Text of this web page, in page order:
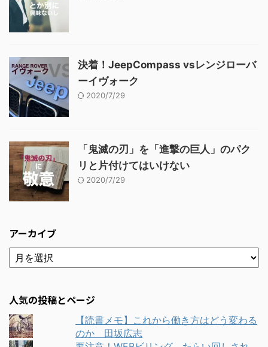
決着！JeepCompass vsレンジローバ
ーイヴォーク
2020/7/29
「鬼滅の刃」を「進撃の巨人」のパク
リと片付けてはいけない
2020/7/29
アーカイブ
人気の投稿とページ
【読書メモ】これから働き方はどう変わる
のか 田坂広志